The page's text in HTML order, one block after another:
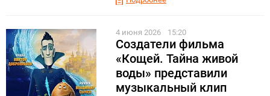
4 июня 2026 15:20
Создатели фильма
«Кощей. Тайна живой
воды» представили
музыкальный клип